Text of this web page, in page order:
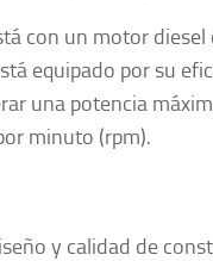
con un motor
equipado por su
una potencia
minuto (rpm).
y calidad de